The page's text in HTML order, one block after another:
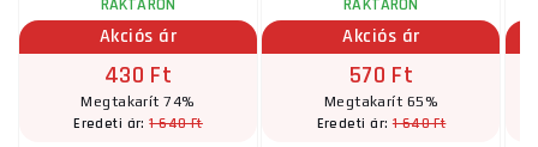
RAKTÁRON
Akciós ár
430 Ft
Megtakarít 74%
Eredeti ár:1 640 Ft
RAKTÁRON
Akciós ár
570 Ft
Megtakarít 65%
Eredeti ár:1 640 Ft